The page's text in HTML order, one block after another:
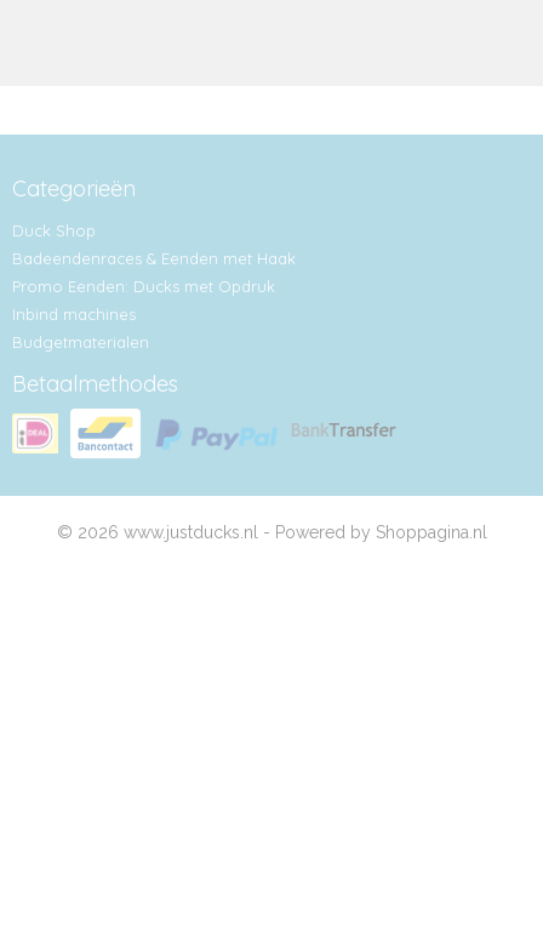
Categorieën
Duck Shop
Badeendenraces & Eenden met Haak
Promo Eenden: Ducks met Opdruk
Inbind machines
Budgetmaterialen
Betaalmethodes
© 2026 www.justducks.nl - Powered by Shoppagina.nl